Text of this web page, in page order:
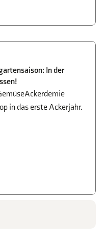
In der
in das erste Ackerjahr.